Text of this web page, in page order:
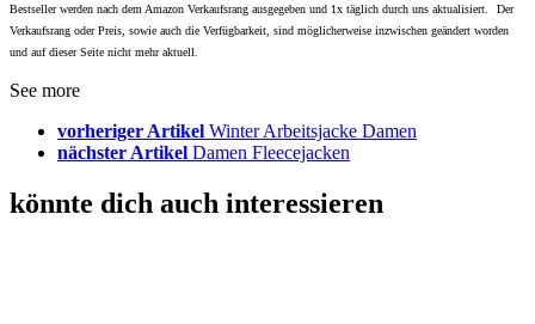
Bestseller werden nach dem Amazon Verkaufsrang ausgegeben und 1x täglich durch uns aktualisiert.
Der
Verkaufsrang oder Preis, sowie auch die Verfügbarkeit, sind möglicherweise inzwischen geändert worden
und auf dieser Seite nicht mehr aktuell.
See more
vorheriger Artikel Winter Arbeitsjacke Damen
nächster Artikel Damen Fleecejacken
könnte dich auch interessieren